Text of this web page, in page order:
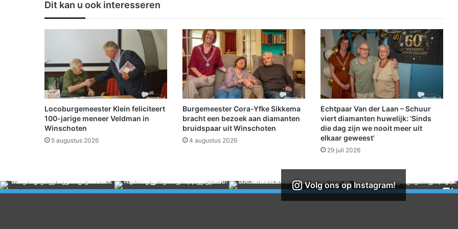
j
e
n
u
w
e
r
a
i
n
a
n
b
r
e
n
g
t
v
e
r
h
a
o
t
Dit kan u ook interesseren
Locoburgemeester Klein feliciteert
100-jarige meneer Veldman in
Winschoten
5 augustus 2026
Burgemeester Cora-Yfke Sikkema
bracht een bezoek aan diamanten
bruidspaar uit Winschoten
4 augustus 2026
Echtpaar Van der Laan – Schuur
viert diamanten huwelijk: ‘Sinds
die dag zijn we nooit meer uit
elkaar geweest’
29 juli 2026
Volg ons op Instagram!